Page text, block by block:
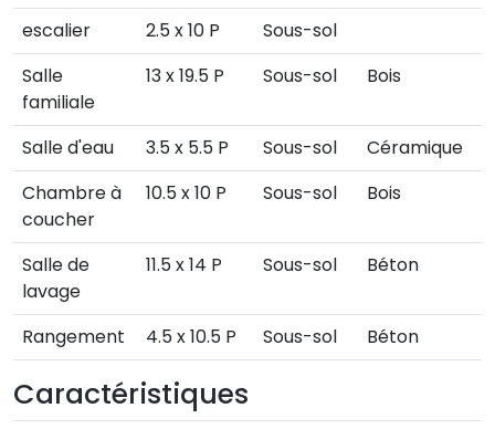
escalier 2.5 x 10 P
Sous-sol
Salle
familiale
13 x 19.5 P Sous-sol Bois
Salle d'eau 3.5 x 5.5 P Sous-sol
Céramique
Chambre à
coucher
10.5 x 10 P Sous-sol Bois
Salle de
lavage
11.5 x 14 P Sous-sol Béton
Rangement 4.5 x 10.5 P Sous-sol Béton
Caractéristiques